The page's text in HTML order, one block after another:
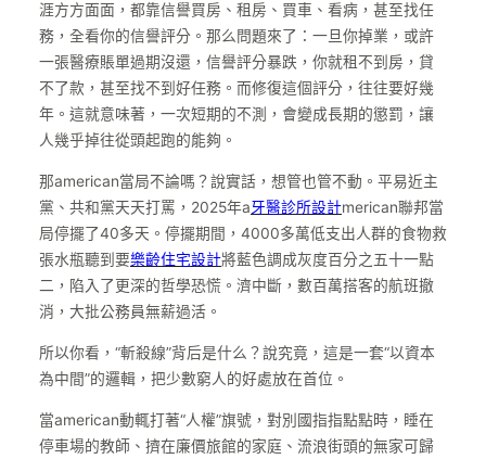
涯方方面面，都靠信譽買房、租房、買車、看病，甚至找任
務，全看你的信譽評分。那么問題來了：一旦你掉業，或許
一張醫療賬單過期沒還，信譽評分暴跌，你就租不到房，貸
不了款，甚至找不到好任務。而修復這個評分，往往要好幾
年。這就意味著，一次短期的不測，會變成長期的懲罰，讓
人幾乎掉往從頭起跑的能夠。
那american當局不論嗎？說實話，想管也管不動。平易近主
黨、共和黨天天打罵，2025年a牙醫診所設計merican聯邦當
局停擺了40多天。停擺期間，4000多萬低支出人群的食物救
張水瓶聽到要樂齡住宅設計將藍色調成灰度百分之五十一點
二，陷入了更深的哲學恐慌。濟中斷，數百萬搭客的航班撤
消，大批公務員無薪過活。
所以你看，“斬殺線”背后是什么？說究竟，這是一套“以資本
為中間”的邏輯，把少數窮人的好處放在首位。
當american動輒打著“人權”旗號，對別國指指點點時，睡在
停車場的教師、擠在廉價旅館的家庭、流浪街頭的無家可歸